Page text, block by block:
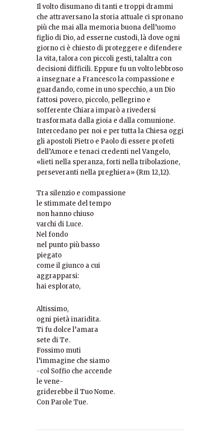
Il volto disumano di tanti e troppi drammi
che attraversano la storia attuale ci spronano
più che mai alla memoria buona dell’uomo
figlio di Dio, ad esserne custodi, là dove ogni
giorno ci è chiesto di proteggere e difendere
la vita, talora con piccoli gesti, talaltra con
decisioni difficili. Eppure fu un volto lebbroso
a insegnare a Francesco la compassione e
guardando, come in uno specchio, a un Dio
fattosi povero, piccolo, pellegrino e
sofferente Chiara imparò a rivedersi
trasformata dalla gioia e dalla comunione.
Intercedano per noi e per tutta la Chiesa oggi
gli apostoli Pietro e Paolo di essere profeti
dell’Amore e tenaci credenti nel Vangelo,
«lieti nella speranza, forti nella tribolazione,
perseveranti nella preghiera» (Rm 12,12).
Tra silenzio e compassione
le stimmate del tempo
non hanno chiuso
varchi di Luce.
Nel fondo
nel punto più basso
piegato
come il giunco a cui
aggrapparsi:
hai esplorato,
Altissimo,
ogni pietà inaridita.
Ti fu dolce l’amara
sete di Te.
Fossimo muti
l’immagine che siamo
-col Soffio che accende
le vene-
griderebbe il Tuo Nome.
Con Parole Tue.